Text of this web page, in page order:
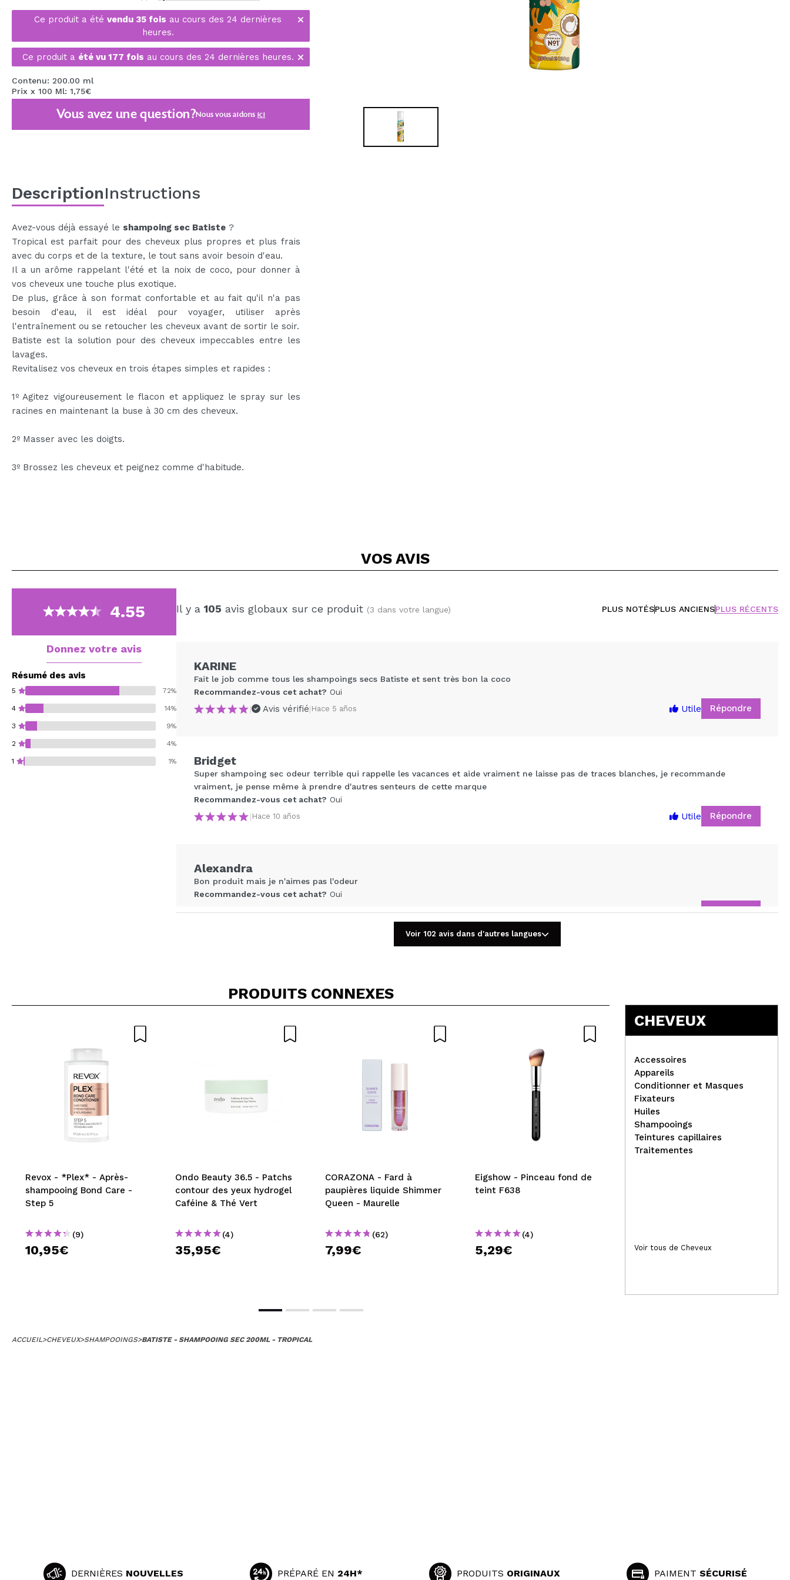
MAQUIFARMA
KOREA ZONE
TRAVEL SIZE
NATURE
OFFRES
BIENTÔT DISPONIBLE
CRÉER UN COMPTE
Ce produit a été vendu 35 fois au cours des 24 dernières
heures.
Ce produit a été vu 177 fois au cours des 24 dernières heures.
Contenu: 200.00 ml
Prix x 100 Ml: 1,75€
Vous avez une question?Nous vous aidons ici
DescriptionInstructions
Avez-vous déjà essayé le shampoing sec Batiste ?
Tropical est parfait pour des cheveux plus propres et plus frais
avec du corps et de la texture, le tout sans avoir besoin d'eau.
Il a un arôme rappelant l'été et la noix de coco, pour donner à
vos cheveux une touche plus exotique.
De plus, grâce à son format confortable et au fait qu'il n'a pas
besoin d'eau, il est idéal pour voyager, utiliser après
l'entraînement ou se retoucher les cheveux avant de sortir le soir.
Batiste est la solution pour des cheveux impeccables entre les
lavages.
Revitalisez vos cheveux en trois étapes simples et rapides :
1º Agitez vigoureusement le flacon et appliquez le spray sur les
racines en maintenant la buse à 30 cm des cheveux.
2º Masser avec les doigts.
3º Brossez les cheveux et peignez comme d'habitude.
VOS AVIS
4.55
Donnez votre avis
Résumé des avis
5 72%
4 14%
3 9%
2 4%
1 1%
Il y a 105 avis globaux sur ce produit (3 dans votre langue) PLUS NOTÉSPLUS ANCIENSPLUS RÉCENTS
Partager une vidéo ou une photo
Votre vidéo pourrait être la première. Imaginez...
KARINE
Fait le job comme tous les shampoings secs Batiste et sent très bon la coco
Recommandez-vous cet achat? Oui
|
Avis vérifié| Hace 5 años Utile Répondre
Bridget
Super shampoing sec odeur terrible qui rappelle les vacances et aide vraiment ne laisse pas de traces blanches, je recommande
vraiment, je pense même à prendre d'autres senteurs de cette marque
Recommandez-vous cet achat? Oui
| Hace 10 años Utile Répondre
Alexandra
Bon produit mais je n'aimes pas l'odeur
Recommandez-vous cet achat? Oui
|Hace 11 años Utile Répondre
Voir 102 avis dans d'autres langues
PRODUITS CONNEXES
Revox - *Plex* - Après-
shampooing Bond Care -
Step 5
(9)
10,95€
Ondo Beauty 36.5 - Patchs
contour des yeux hydrogel
Caféine & Thé Vert
(4)
35,95€
CORAZONA - Fard à
paupières liquide Shimmer
Queen - Maurelle
(62)
7,99€
Eigshow - Pinceau fond de
teint F638
(4)
5,29€
Agrado - Savon pour les
mains Dermo Papaye
1,99€
CHEVEUX
Accessoires
Appareils
Conditionner et Masques
Fixateurs
Huiles
Shampooings
Teintures capillaires
Traitementes
Voir tous de Cheveux
ACCUEIL>CHEVEUX>SHAMPOOINGS>BATISTE - SHAMPOOING SEC 200ML - TROPICAL
DERNIÈRES NOUVELLES PRÉPARÉ EN 24H* PRODUITS ORIGINAUX PAIMENT SÉCURISÉ